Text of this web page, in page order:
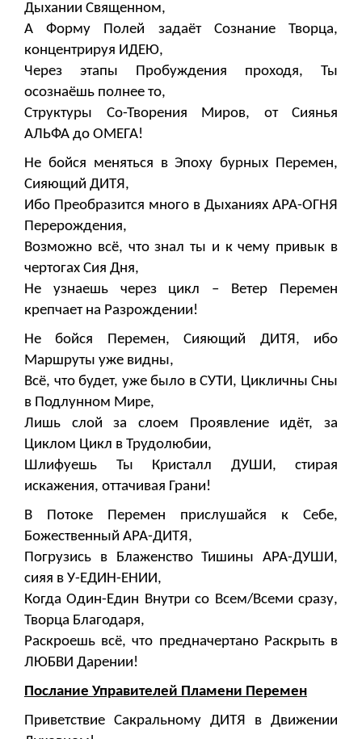
Дыхании Священном,
А Форму Полей задаёт Сознание Творца,
концентрируя ИДЕЮ,
Через этапы Пробуждения проходя, Ты
осознаёшь полнее то,
Структуры Со-Творения Миров, от Сиянья
АЛЬФА до ОМЕГА!
Не бойся меняться в Эпоху бурных Перемен,
Сияющий ДИТЯ,
Ибо Преобразится много в Дыханиях АРА-ОГНЯ
Перерождения,
Возможно всё, что знал ты и к чему привык в
чертогах Сия Дня,
Не узнаешь через цикл – Ветер Перемен
крепчает на Разрождении!
Не бойся Перемен, Сияющий ДИТЯ, ибо
Маршруты уже видны,
Всё, что будет, уже было в СУТИ, Цикличны Сны
в Подлунном Мире,
Лишь слой за слоем Проявление идёт, за
Циклом Цикл в Трудолюбии,
Шлифуешь Ты Кристалл ДУШИ, стирая
искажения, оттачивая Грани!
В Потоке Перемен прислушайся к Себе,
Божественный АРА-ДИТЯ,
Погрузись в Блаженство Тишины АРА-ДУШИ,
сияя в У-ЕДИН-ЕНИИ,
Когда Один-Един Внутри со Всем/Всеми сразу,
Творца Благодаря,
Раскроешь всё, что предначертано Раскрыть в
ЛЮБВИ Дарении!
Послание Управителей Пламени Перемен
Приветствие Сакральному ДИТЯ в Движении